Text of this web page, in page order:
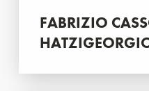
FABRIZIO